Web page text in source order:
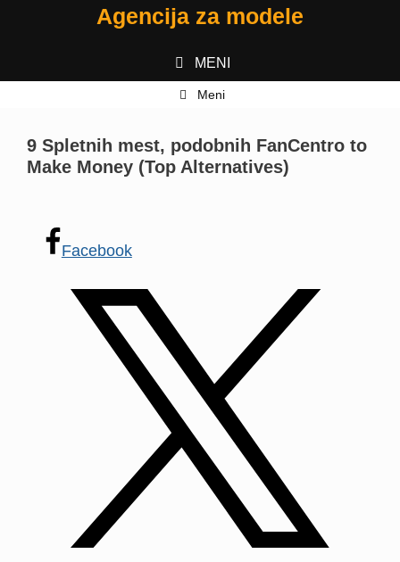
Agencija za modele
MENI
Meni
9 Spletnih mest, podobnih FanCentro to
Make Money (Top Alternatives)
Facebook